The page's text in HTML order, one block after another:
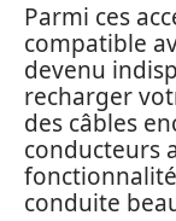
Parmi ces
compatible
devenu
recharger
des câbles
conducteurs
conduite